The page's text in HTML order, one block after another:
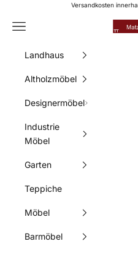
Zum Inhalt springenVersandkosten
Matz
Menü
Landhaus
Altholzmöbel
Designermöbel
Industrie
Möbel
Garten
Teppiche
Möbel
Barmöbel